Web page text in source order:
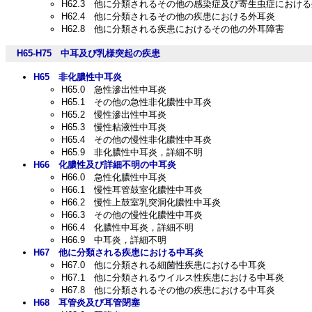
H62.3 他に分類されるその他の感染症及び寄生虫症におけ
H62.4 他に分類されるその他の疾患における外耳炎
H62.8 他に分類される疾患におけるその他の外耳障害
H65-H75 中耳及び乳様突起の疾患
H65 非化膿性中耳炎
H65.0 急性滲出性中耳炎
H65.1
その他の急性非化膿性中耳炎
H65.2 慢性滲出性中耳炎
H65.3 慢性粘液性中耳炎
H65.4 その他の慢性非化膿性中耳炎
H65.9 非化膿性中耳炎，詳細不明
H66 化膿性及び詳細不明の中耳炎
H66.0 急性化膿性中耳炎
H66.1
慢性耳管鼓室化膿性中耳炎
H66.2 慢性上鼓室乳突洞化膿性中耳炎
H66.3 その他の慢性化膿性中耳炎
H66.4 化膿性中耳炎，詳細不明
H66.9 中耳炎，詳細不明
H67 他に分類される疾患における中耳炎
H67.0 他に分類される細菌性疾患における中耳炎
H67.1
他に分類されるウイルス性疾患における中耳炎
H67.8 他に分類されるその他の疾患における中耳炎
H68 耳管炎及び耳管閉塞